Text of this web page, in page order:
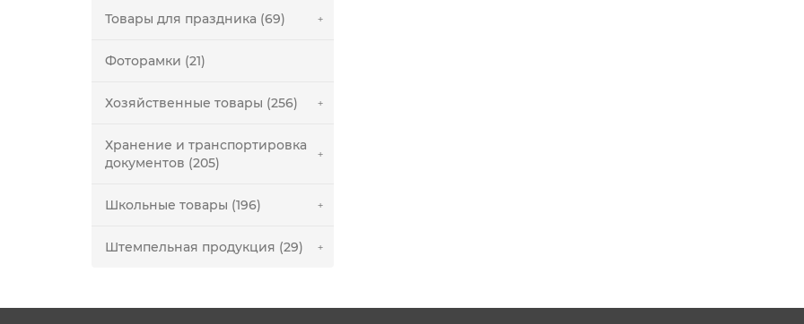
Товары для праздника (69)
Фоторамки (21)
Хозяйственные товары (256)
Хранение и транспортировка
документов (205)
Школьные товары (196)
Штемпельная продукция (29)